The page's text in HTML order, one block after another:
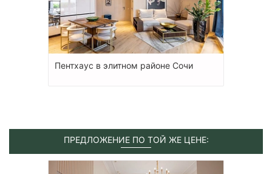
Пентхаус в элитном районе Сочи
ПРЕДЛОЖЕНИЕ ПО ТОЙ ЖЕ ЦЕНЕ: